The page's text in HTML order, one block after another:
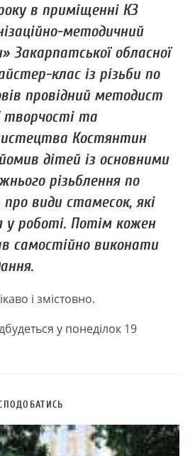
в приміщенні КЗ
методичний
Закарпатської обласної
клас із різьби по
провідний методист
творчості та
Костянтин
дітей із основними
різьблення по
про види стамесок, які
у роботі. Потім кожен
самостійно виконати
і змістовно.
у понеділок 19